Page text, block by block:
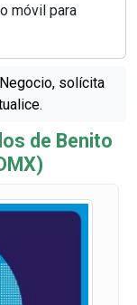
móvil para
solícita
de Benito